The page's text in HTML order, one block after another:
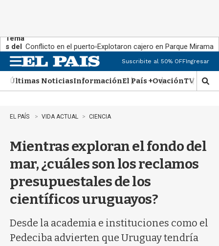
Tema
s del
día:
Conflicto en el puerto Explotaron cajero en Parque Miramar
n
u
Suscribite al 50% OFFIngresar
Últimas NoticiasInformaciónEl País +OvaciónTV Show
M
o
r
b
a
EL PAÍS VIDA ACTUAL CIENCIA
Mientras exploran el fondo del
mar, ¿cuáles son los reclamos
presupuestales de los
científicos uruguayos?
Desde la academia e instituciones como el
Pedeciba advierten que Uruguay tendría